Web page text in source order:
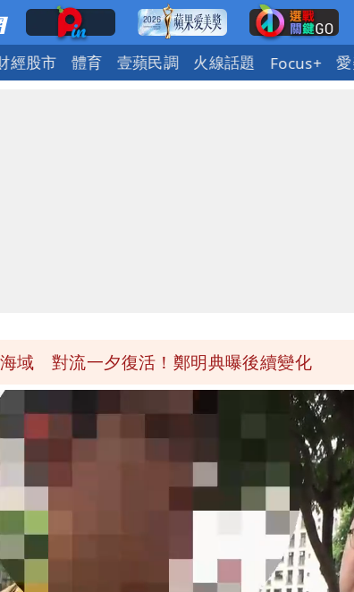
經股市 體育 壹蘋民調 火線話題 Focus+
域 對流一夕復活！鄭明典曝後續變化
叔」驚傳猝逝！最後身影曝 網驚覺不對
律師看聲明揪「3點怪」：不像被害人
慈濟真變「世紀大騙局」！網朝聖翻車文笑
陳時中一語成讖 王必勝：時間久看出睿智
幕！欣西亞曬牽手照「2人身體卻僵硬」